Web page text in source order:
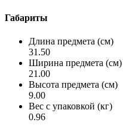
Габариты
Длина предмета (см)
31.50
Ширина предмета (см)
21.00
Высота предмета (см)
9.00
Вес с упаковкой (кг)
0.96